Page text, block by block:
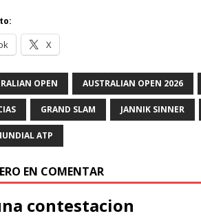
X
OPEN AUSTRALIAN OPEN 2026
GRAND SLAM JANNIK SINNER
ATP
EN COMENTAR
contestacion